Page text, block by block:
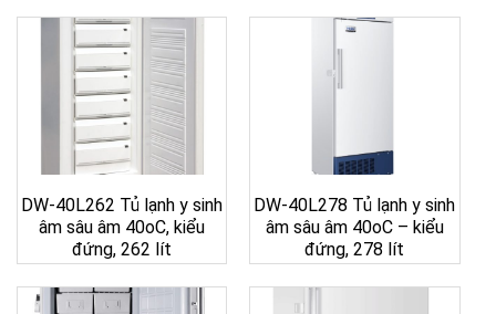
DW-40L262 Tủ lạnh y sinh
âm sâu âm 40oC, kiểu
đứng, 262 lít
DW-40L278 Tủ lạnh y sinh
âm sâu âm 40oC – kiểu
đứng, 278 lít